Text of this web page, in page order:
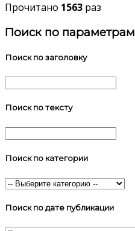
Прочитано 1563 раз
Поиск по параметрам
Поиск по заголовку
Поиск по тексту
Поиск по категории
Поиск по дате публикации